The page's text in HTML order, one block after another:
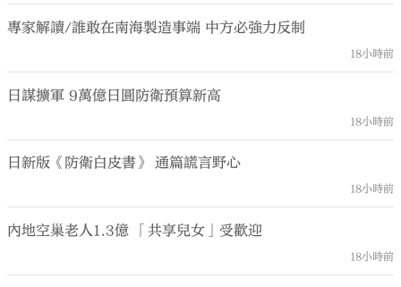
專家解讀/誰敢在南海製造事端 中方必強力反制
18小時前
日謀擴軍 9萬億日圓防衛預算新高
18小時前
日新版《防衛白皮書》 通篇謊言野心
18小時前
內地空巢老人1.3億 「共享兒女」受歡迎
18小時前